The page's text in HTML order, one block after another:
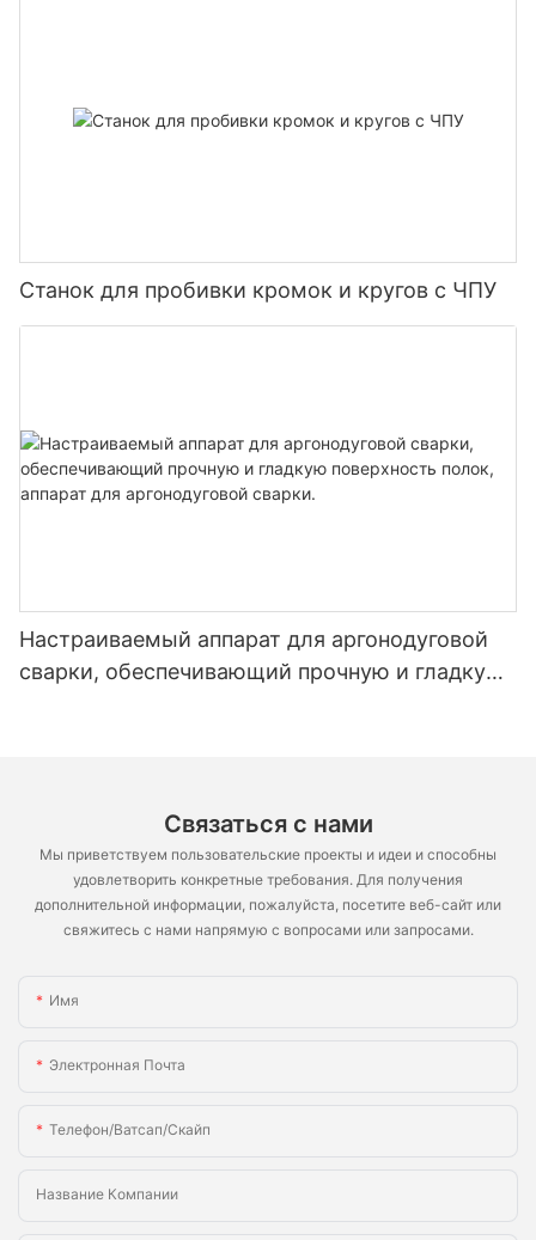
Станок для пробивки кромок и кругов с ЧПУ
Настраиваемый аппарат для аргонодуговой
сварки, обеспечивающий прочную и гладкую
Связаться с нами
Мы приветствуем пользовательские проекты и идеи и способны
удовлетворить конкретные требования. Для получения
дополнительной информации, пожалуйста, посетите веб-сайт или
свяжитесь с нами напрямую с вопросами или запросами.
Имя
Электронная Почта
Телефон/ватсап/скайп
Название Компании